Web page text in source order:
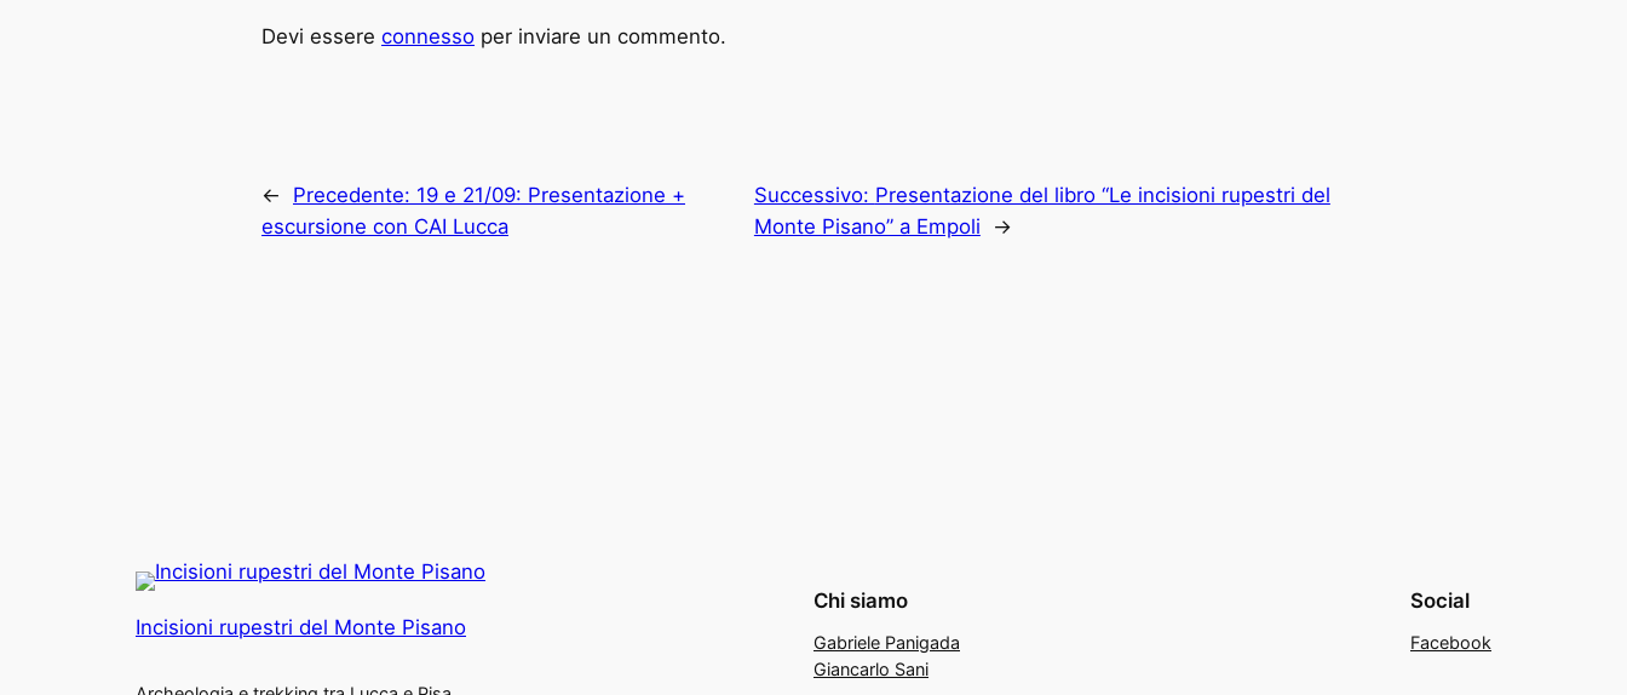
Devi essere connesso per inviare un commento.
← Precedente: 19 e 21/09: Presentazione +
escursione con CAI Lucca
Successivo: Presentazione del libro “Le incisioni rupestri del
Monte Pisano” a Empoli
→
Incisioni rupestri del Monte Pisano
Chi siamo
Gabriele Panigada
Giancarlo Sani
Social
Facebook